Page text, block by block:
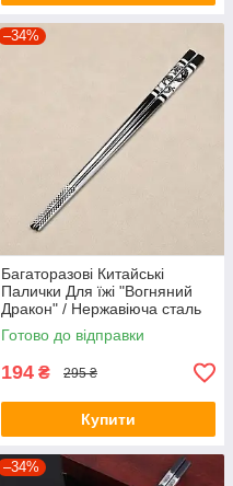
–34%
Багаторазові Китайські
Палички Для їжі "Вогняний
Дракон" / Нержавіюча сталь
304L / 1 пара
Готово до відправки
194 ₴ 295 ₴
Купити
–34%